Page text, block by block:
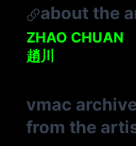
about the
ZHAO CHUAN
趙川
vmac
from the